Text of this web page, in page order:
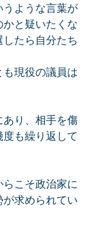
ような言葉が
と疑いたくな
たら自分たち
現役の議員は
り、相手を傷
も繰り返して
こそ政治家に
求められてい